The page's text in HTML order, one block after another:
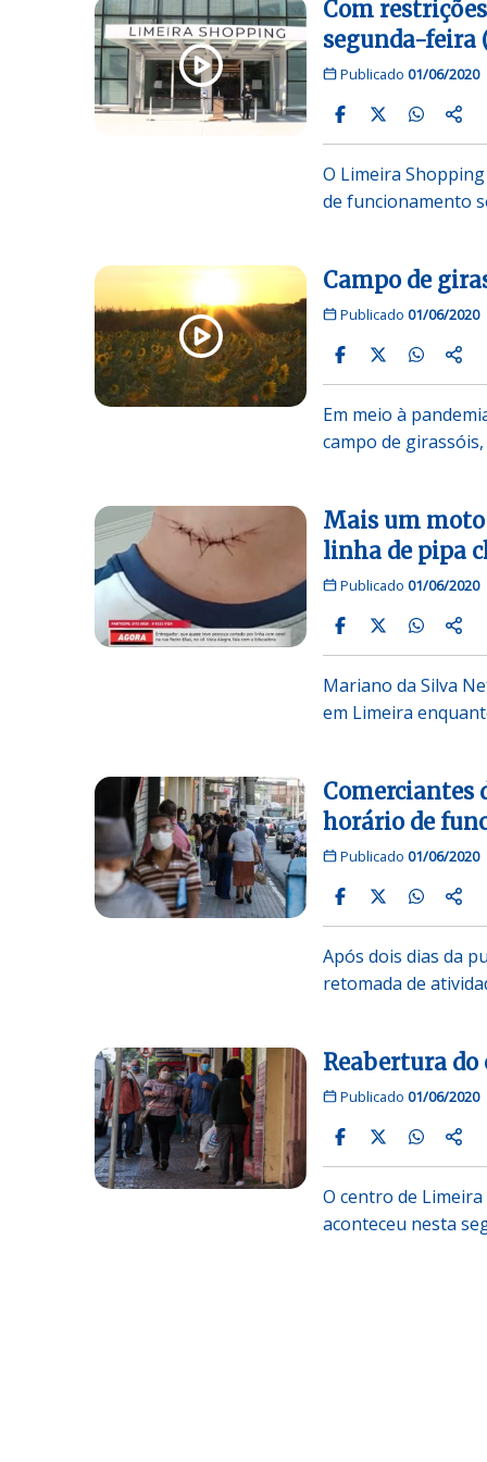
Com
segunda-feira
Publicado 01/06/2020
O Limeira
de funcionamento
Campo de
Publicado 01/06/2020
Em meio à
campo de
Mais um
linha de pipa
Publicado 01/06/2020
Mariano da Silva
em Limeira
Comerciantes
horário de
Publicado 01/06/2020
Após dois dias da
retomada de
Reabertura do
Publicado 01/06/2020
O centro de
aconteceu nesta